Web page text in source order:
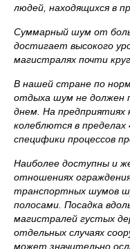
людей, находящихся в
Суммарный шум от
достигает высокого
магистралях почти
В нашей стране по
отдыха шум не должен
днем. На
колеблются в
специфики процессов
Наиболее доступны и
отношениях
транспортных шумов
полосами. Посадка
магистралей густых
отдельных случаях
может значительно